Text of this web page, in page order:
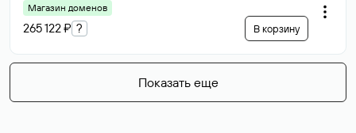
Магазин доменов
265 122 ₽ ? В корзину
Показать еще